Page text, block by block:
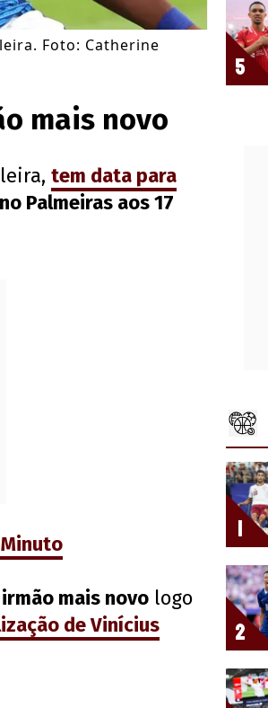
Foto: Catherine
mais novo
tem data para
Palmeiras aos 17
Minuto
mais novo logo
de Vinícius
5
1
2